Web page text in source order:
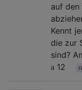
auf den
Kennt
die zur
sind?
12